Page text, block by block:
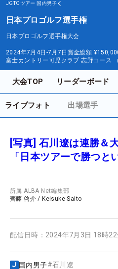
JGTOツアー 国内男子
日本プロゴルフ選手権
日本プロゴルフ選手権大会
2024年7月4日-7月7日 賞金総額
富士カントリー可児クラブ 志野コース
大会TOP リーダーボード
ライブフォト 出場選手
[写真] 石川遼は連勝＆
「日本ツアーで勝つと
所属ALBA Net編集部
齊藤 啓介 / Keisuke Saito
配信日時： 2024年7月3日 18時22
国内男子#石川遼